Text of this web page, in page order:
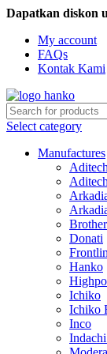
Dapatkan diskon
My account
FAQs
Kontak Kami
Select category
Manufactures
Aditech
Brother
Donati
Hanko
Ichiko
Ichiko
Inco